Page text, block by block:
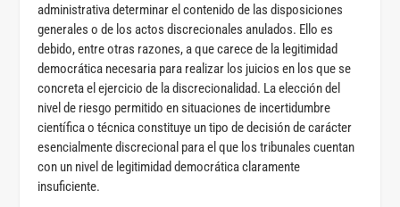
administrativa determinar el contenido de las disposiciones
generales o de los actos discrecionales anulados. Ello es
debido, entre otras razones, a que carece de la legitimidad
democrática necesaria para realizar los juicios en los que se
concreta el ejercicio de la discrecionalidad. La elección del
nivel de riesgo permitido en situaciones de incertidumbre
científica o técnica constituye un tipo de decisión de carácter
esencialmente discrecional para el que los tribunales cuentan
con un nivel de legitimidad democrática claramente
insuficiente.